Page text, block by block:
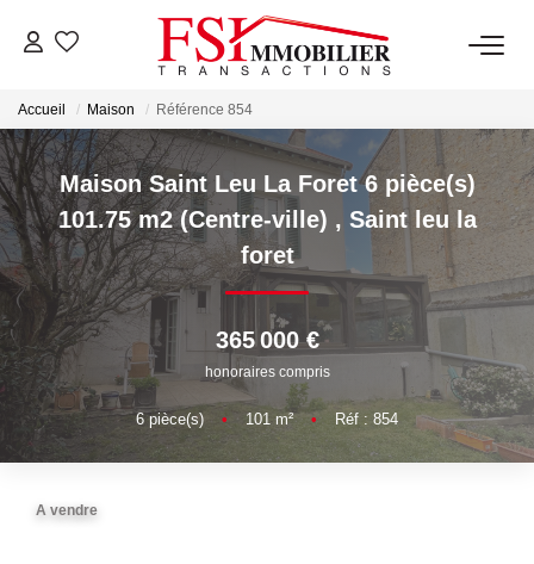
NOTRE AGENCE
Notre Équipe
VENTES
LOCATIONS
GESTION
Accueil Maison Référence 854
Maison Saint Leu La Foret 6 pièce(s)
101.75 m2 (Centre-ville) , Saint leu la
foret
365 000 €
honoraires compris
6pièce(s) • 101 m² • Réf : 854
A vendre